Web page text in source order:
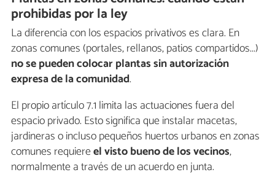
prohibidas por la ley
La diferencia con los espacios privativos es clara. En
zonas comunes (portales, rellanos, patios compartidos...)
no se pueden colocar plantas sin autorización
expresa de la comunidad.
El propio artículo 7.1 limita las actuaciones fuera del
espacio privado. Esto significa que instalar macetas,
jardineras o incluso pequeños huertos urbanos en zonas
comunes requiereel visto bueno de los vecinos,
normalmente a través de un acuerdo en junta.